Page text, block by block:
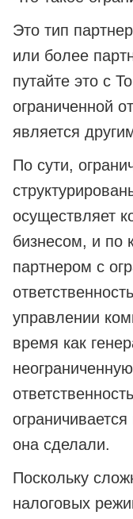
Это тип
или более
путайте это с
ограниченной
является
По сути,
осуществляет
бизнесом, и по
партнером с
управлении
время как
она сделали.
Поскольку
налоговых